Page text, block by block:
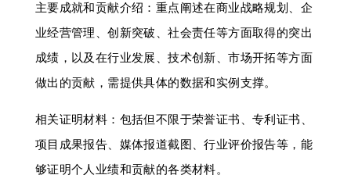
主要成就和贡献介绍：重点阐述在商业战略规划、企
业经营管理、创新突破、社会责任等方面取得的突出
成绩，以及在行业发展、技术创新、市场开拓等方面
做出的贡献，需提供具体的数据和实例支撑。
相关证明材料：包括但不限于荣誉证书、专利证书、
项目成果报告、媒体报道截图、行业评价报告等，能
够证明个人业绩和贡献的各类材料。